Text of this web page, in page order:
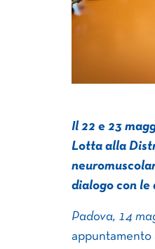
Il 22 e 23
Lotta alla
dialogo con le
Padova, 14
appuntamento